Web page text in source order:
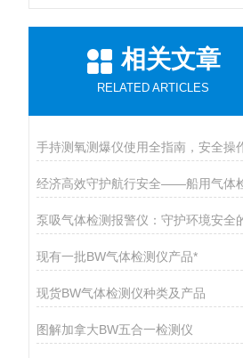
相关文章
RELATED ARTICLES
现有一批BW气体检测仪产品*
现货BW气体检测仪种类及产品
图解加拿大BW五合一检测仪